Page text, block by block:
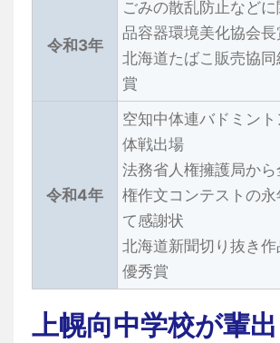
令和3年
ごみの散乱防止など
品容器環境美化協会長
北海道たばこ販売協
賞
令和4年
空知中体連バドミン
体戦出場
法務省人権擁護局から
権作文コンテストの
て感謝状
北海道新聞切り抜き作
優秀賞
上幌向中学校が輩